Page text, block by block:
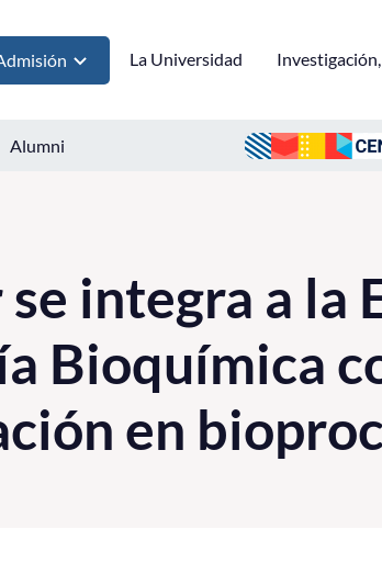
La Universidad
Alumni
integra a la
Bioquímica
en